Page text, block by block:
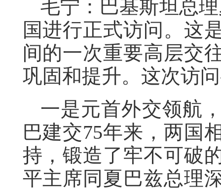
毛宁：巴基斯坦总
国进行正式访问。这
间的一次重要高层交
巩固和提升。这次访
一是元首外交领航
巴建交75年来，两国
持，锻造了牢不可破
平主席同夏巴兹总理